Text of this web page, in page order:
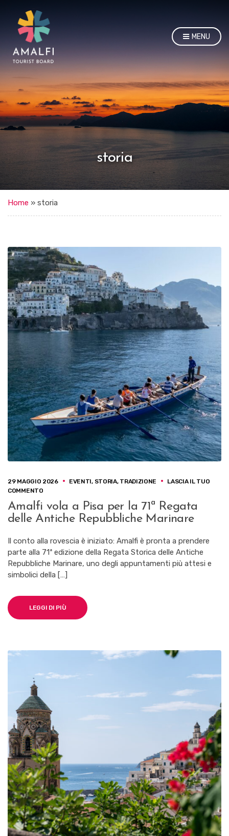
MENU
storia
Home » storia
29 MAGGIO 2026 EVENTI, STORIA, TRADIZIONE
LASCIA IL TUO
COMMENTOSU
AMALFI
VOLA
A
PER
LA
71ª
REGATA
DELLE
Amalfi vola a Pisa per la 71ª Regata
delle Antiche Repubbliche Marinare
Il conto alla rovescia è iniziato: Amalfi è pronta a prendere
parte alla 71ª edizione della Regata Storica delle Antiche
Repubbliche Marinare, uno degli appuntamenti più attesi e
simbolici della […]
LEGGI DI PIÙ